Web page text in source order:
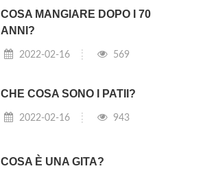
COSA MANGIARE DOPO I 70
ANNI?
2022-02-16 569
CHE COSA SONO I PATII?
2022-02-16 943
COSA È UNA GITA?